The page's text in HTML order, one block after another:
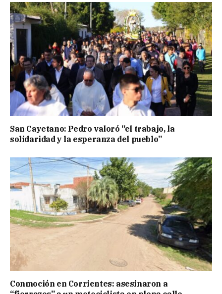
San Cayetano: Pedro valoró “el trabajo, la
solidaridad y la esperanza del pueblo”
Conmoción en Corrientes: asesinaron a